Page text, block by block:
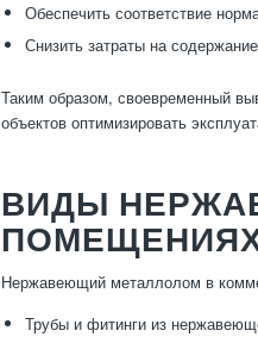
Обеспечить соответствие
Снизить затраты на
Таким образом, своевременный
объектов оптимизировать
ВИДЫ
Нержавеющий металлолом в
Трубы и фитинги из